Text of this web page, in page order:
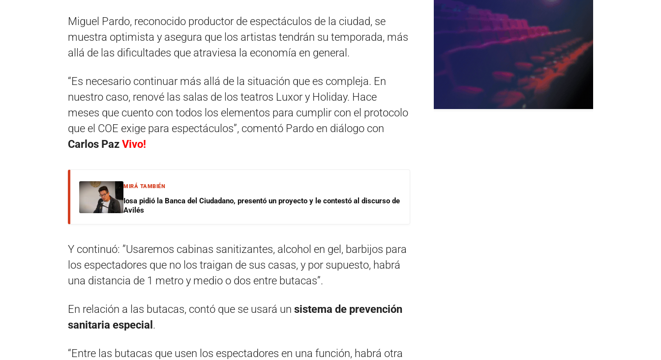
Miguel Pardo, reconocido productor de espectáculos de la ciudad, se
muestra optimista y asegura que los artistas tendrán su temporada, más
allá de las dificultades que atraviesa la economía en general.
“Es necesario continuar más allá de la situación que es compleja. En
nuestro caso, renové las salas de los teatros Luxor y Holiday. Hace
meses que cuento con todos los elementos para cumplir con el protocolo
que el COE exige para espectáculos”, comentó Pardo en diálogo con
Carlos Paz Vivo!
MIRÁ TAMBIÉN
Iosa pidió la Banca del Ciudadano, presentó un proyecto y le contestó al discurso de
Avilés
Y continuó: ”Usaremos cabinas sanitizantes, alcohol en gel, barbijos para
los espectadores que no los traigan de sus casas, y por supuesto, habrá
una distancia de 1 metro y medio o dos entre butacas”.
En relación a las butacas, contó que se usará un sistema de prevención
sanitaria especial .
“Entre las butacas que usen los espectadores en una función, habrá otra